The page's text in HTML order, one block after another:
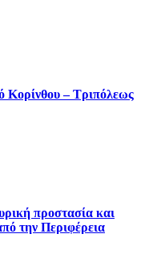
Κορίνθου – Τριπόλεως
προστασία και
την Περιφέρεια